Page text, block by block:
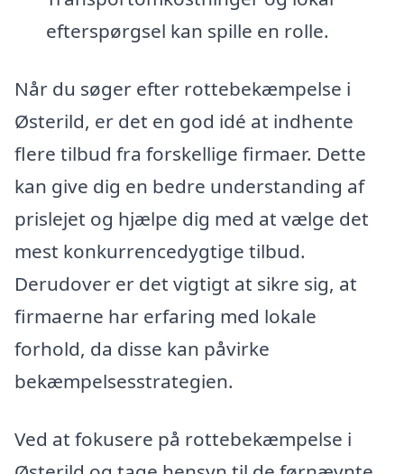
efterspørgsel kan spille en rolle.
Når du søger efter rottebekæmpelse i
Østerild, er det en god idé at indhente
flere tilbud fra forskellige firmaer. Dette
kan give dig en bedre understanding af
prislejet og hjælpe dig med at vælge det
mest konkurrencedygtige tilbud.
Derudover er det vigtigt at sikre sig, at
firmaerne har erfaring med lokale
forhold, da disse kan påvirke
bekæmpelsesstrategien.
Ved at fokusere på rottebekæmpelse i